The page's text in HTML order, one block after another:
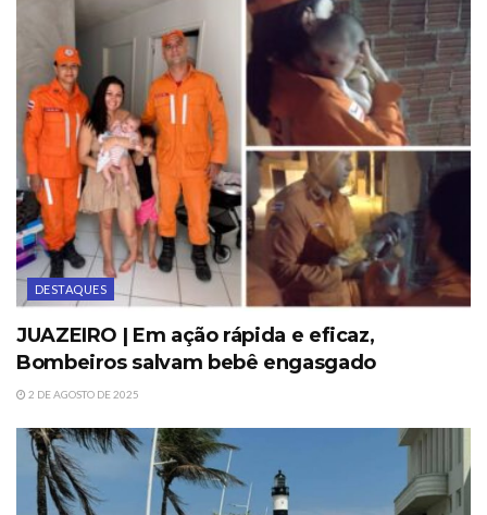
DESTAQUES
JUAZEIRO | Em ação rápida e eficaz,
Bombeiros salvam bebê engasgado
2 DE AGOSTO DE 2025